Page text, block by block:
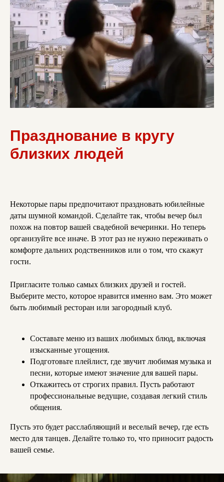
Празднование в кругу
близких людей
Некоторые пары предпочитают праздновать юбилейные
даты шумной командой. Сделайте так, чтобы вечер был
похож на повтор вашей свадебной вечеринки. Но теперь
организуйте все иначе. В этот раз не нужно переживать о
комфорте дальних родственников или о том, что скажут
гости.
Пригласите только самых близких друзей и гостей.
Выберите место, которое нравится именно вам. Это может
быть любимый ресторан или загородный клуб.
Составьте меню из ваших любимых блюд, включая
изысканные угощения.
Подготовьте плейлист, где звучит любимая музыка и
песни, которые имеют значение для вашей пары.
Откажитесь от строгих правил. Пусть работают
профессиональные ведущие, создавая легкий стиль
общения.
Пусть это будет расслабляющий и веселый вечер, где есть
место для танцев. Делайте только то, что приносит радость
вашей семье.